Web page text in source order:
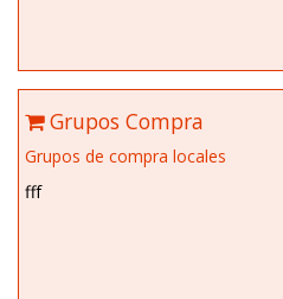
Grupos Compra
Grupos de compra locales
fff